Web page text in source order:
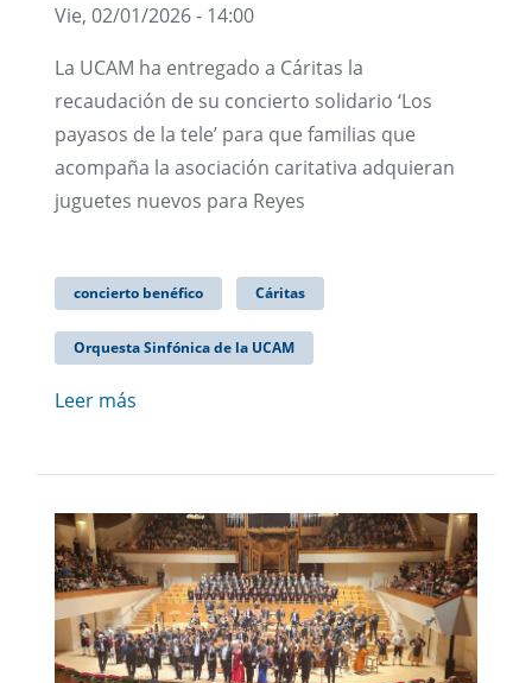
Vie, 02/01/2026 - 14:00
La UCAM ha entregado a Cáritas la
recaudación de su concierto solidario ‘Los
payasos de la tele’ para que familias que
acompaña la asociación caritativa adquieran
juguetes nuevos para Reyes
concierto benéfico Cáritas
Orquesta Sinfónica de la UCAM
Leer más